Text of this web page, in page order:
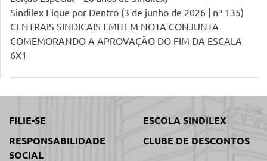
Sindilex Fique por Dentro (3 de junho de 2026 | nº 135)
CENTRAIS SINDICAIS EMITEM NOTA CONJUNTA
COMEMORANDO A APROVAÇÃO DO FIM DA ESCALA
6X1
FILIE-SE
ESCOLA SINDILEX
RESPONSABILIDADE
SOCIAL
CLUBE DE DESCONTOS